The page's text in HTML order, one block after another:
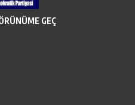
GEÇ